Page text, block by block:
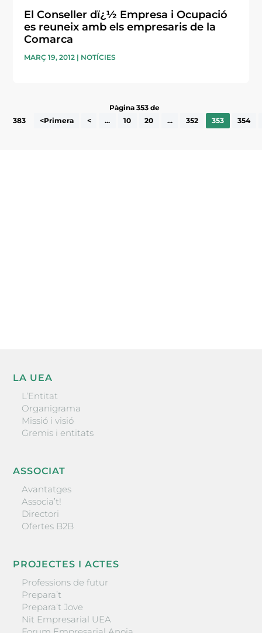
El Conseller dï¿½ Empresa i Ocupació
es reuneix amb els empresaris de la
Comarca
MARÇ 19, 2012 | NOTÍCIES
Pàgina 353 de
383
<Primera < ... 10 20 ... 352 353 354
LA UEA
L’Entitat
Organigrama
Missió i visió
Gremis i entitats
ASSOCIAT
Avantatges
Associa’t!
Directori
Ofertes B2B
PROJECTES I ACTES
Professions de futur
Prepara’t
Prepara’t Jove
Nit Empresarial UEA